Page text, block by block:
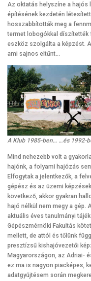
Az oktatás helyszíne a hajós
építésének kezdetén
hosszabbították meg a
termet lobogókkal díszítették
eszköz szolgálta a képzést.
ami sajnos eltűnt…
A Klub 1985-ben… …és 1992-
Mind nehezebb volt a
hajónk, a folyami hajózás
Elfogytak a jelentkezők, a
gépész és az üzemi
következő, akkor gyakran
hajó nélkül nem megy a gép.
aktuális éves tanulmányi
Gépészmérnöki Fakultás
mellett, de attól és tőlünk
presztízsű kishajóvezetői
Magyarországon, az Adriai-
ez ma is nagyon piacképes,
adatgyűjtésem során